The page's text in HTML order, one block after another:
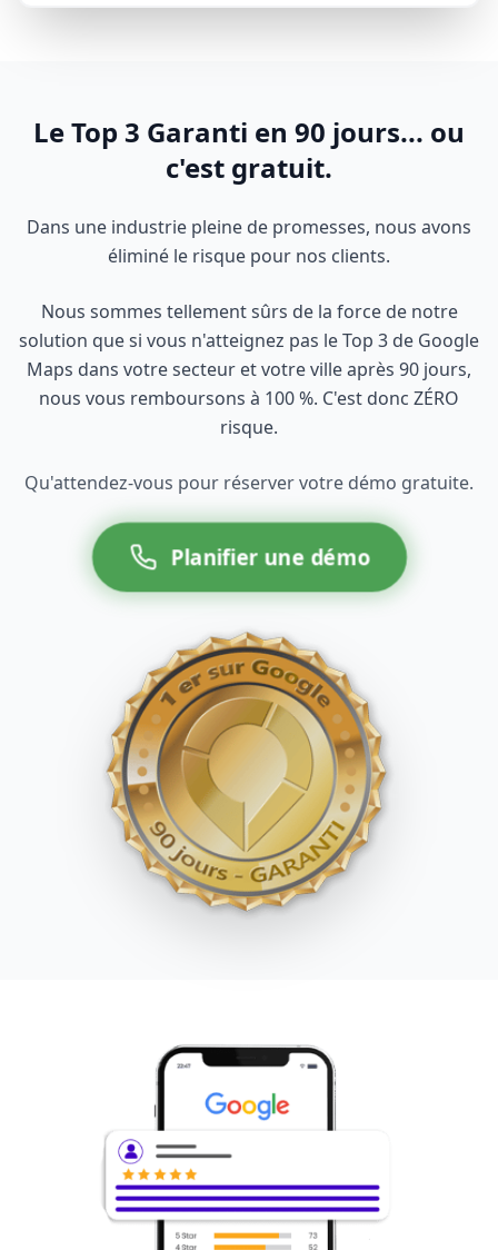
Le Top 3 Garanti en 90 jours... ou
c'est gratuit.
Dans une industrie pleine de promesses, nous avons
éliminé le risque pour nos clients.
Nous sommes tellement sûrs de la force de notre
solution que si vous n'atteignez pas le Top 3 de Google
Maps dans votre secteur et votre ville après 90 jours,
nous vous remboursons à 100 %. C'est donc ZÉRO
risque.
Qu'attendez-vous pour réserver votre démo gratuite.
Planifier une démo